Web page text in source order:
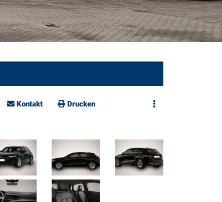
Kontakt Drucken